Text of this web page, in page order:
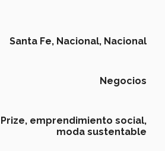
Santa Fe, Nacional, Nacional
Negocios
emprendimiento social,
moda sustentable